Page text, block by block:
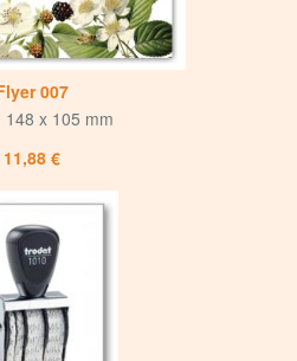
007
11,88 €
148 x 105 mm